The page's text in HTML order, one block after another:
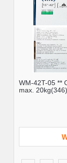
WM-42T-05 **
max. 20kg(346)